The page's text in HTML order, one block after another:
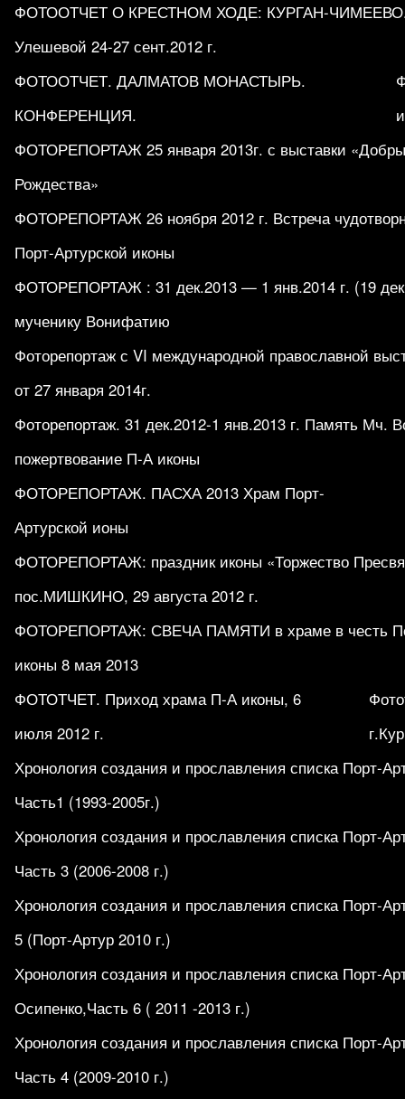
ФОТООТЧЕТ О КРЕСТНОМ ХОДЕ: КУРГАН-
Улешевой 24-27 сент.2012 г.
ФОТООТЧЕТ. ДАЛМАТОВ МОНАСТЫРЬ.
КОНФЕРЕНЦИЯ.
ФОТОРЕПОРТАЖ 25 января 2013г. с выставки
Рождества»
ФОТОРЕПОРТАЖ 26 ноября 2012 г. Встреча
Порт-Артурской иконы
ФОТОРЕПОРТАЖ : 31 дек.2013 — 1 янв.2014 г. (19
мученику Вонифатию
Фоторепортаж с VI международной православной
от 27 января 2014г.
Фоторепортаж. 31 дек.2012-1 янв.2013 г. Память Мч.
пожертвование П-А иконы
ФОТОРЕПОРТАЖ. ПАСХА 2013 Храм Порт-
Артурской ионы
ФОТОРЕПОРТАЖ: праздник иконы «Торжество
пос.МИШКИНО, 29 августа 2012 г.
ФОТОРЕПОРТАЖ: СВЕЧА ПАМЯТИ в храме в честь
иконы 8 мая 2013
ФОТОТЧЕТ. Приход храма П-А иконы, 6
июля 2012 г.
Хронология создания и прославления списка Порт-
Часть1 (1993-2005г.)
Хронология создания и прославления списка Порт-
Часть 3 (2006-2008 г.)
Хронология создания и прославления списка Порт-
5 (Порт-Артур 2010 г.)
Хронология создания и прославления списка Порт-
Осипенко,Часть 6 ( 2011 -2013 г.)
Хронология создания и прославления списка Порт-
Часть 4 (2009-2010 г.)